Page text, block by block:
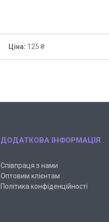
Ціна: 125 ₴
ДОДАТКОВА ІНФОРМАЦІЯ
Співпраця з нами
Оптовим клієнтам
Політика конфіденційності